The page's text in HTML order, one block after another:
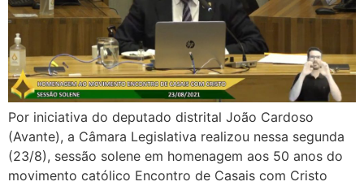
Por iniciativa do deputado distrital João Cardoso
(Avante), a Câmara Legislativa realizou nessa segunda
(23/8), sessão solene em homenagem aos 50 anos do
movimento católico Encontro de Casais com Cristo